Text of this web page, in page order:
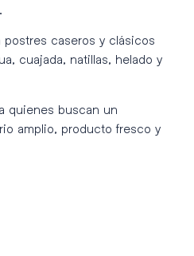
caseros y clásicos
cuajada, natillas, helado y
quienes buscan un
amplio, producto fresco y